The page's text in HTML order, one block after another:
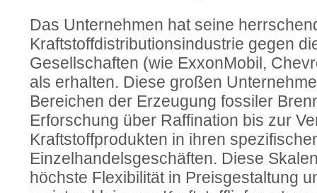
Das Unternehmen hat seine
Kraftstoffdistributionsindustrie gegen
Gesellschaften (wie ExxonMobil,
als erhalten. Diese großen
Bereichen der Erzeugung fossiler
Erforschung über Raffination bis zur
Kraftstoffprodukten in ihren
Einzelhandelsgeschäften. Diese
höchste Flexibilität in Preisgestaltung